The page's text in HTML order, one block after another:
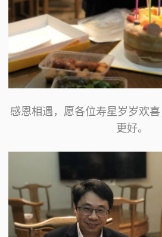
感恩相遇，愿各位寿星岁岁欢
更好。